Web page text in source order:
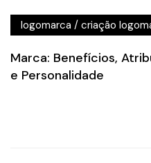
logomarca / criação
Marca: Benefícios,
e Personalidade